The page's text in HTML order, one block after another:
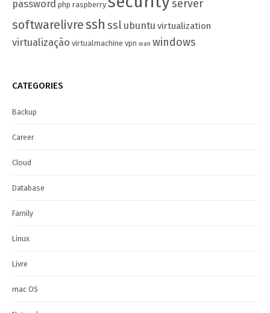
password php raspberry server
softwarelivressh ssl ubuntu virtualization
virtualização virtualmachine vpn wan windows
CATEGORIES
Backup
Career
Cloud
Database
Family
Linux
Livre
mac OS